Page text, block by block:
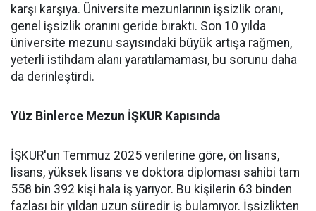
karşı karşıya. Üniversite mezunlarının işsizlik oranı,
genel işsizlik oranını geride bıraktı. Son 10 yılda
üniversite mezunu sayısındaki büyük artışa rağmen,
yeterli istihdam alanı yaratılamaması, bu sorunu daha
da derinleştirdi.
Yüz Binlerce Mezun İŞKUR Kapısında
İŞKUR'un Temmuz 2025 verilerine göre, ön lisans,
lisans, yüksek lisans ve doktora diploması sahibi tam
558 bin 392 kişi hala iş yarıyor. Bu kişilerin 63 binden
fazlası bir yıldan uzun süredir iş bulamıyor. İşsizlikten